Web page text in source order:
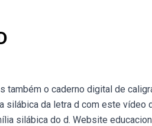
o caderno digital de
silábica da letra d com este vídeo
silábica do d. Website